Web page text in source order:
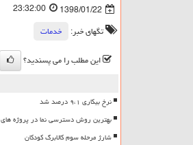
1398/01/22
23:32:00
تگهای خبر:
خدمات
این مطلب را می پسندید؟
نرخ بیکاری ۹،۱ درصد شد
بهترین روش دسترسی نما در پروژه های
شارژ مرحله سوم کالابرگ کودکان